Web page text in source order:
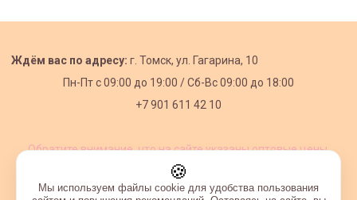
Ждём вас по адресу: г. Томск, ул. Гагарина, 10
Пн-Пт с09:00 до 19:00 /Сб-Вс 09:00 до 18:00
+7 901 611 42 10
Обратите внимание, что на сайте указаны оптовые цены,
🍪
Мы используем файлы cookie для удобства пользования